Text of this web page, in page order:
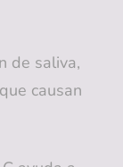
de saliva,
causan